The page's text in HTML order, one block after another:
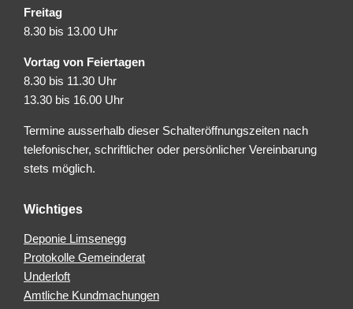
Freitag
8.30 bis 13.00 Uhr
Vortag von Feiertagen
8.30 bis 11.30 Uhr
13.30 bis 16.00 Uhr
Termine ausserhalb dieser Schalteröffnungszeiten nach
telefonischer, schriftlicher oder persönlicher Vereinbarung
stets möglich.
Wichtiges
Deponie Limsenegg
Protokolle Gemeinderat
Underloft
Amtliche Kundmachungen